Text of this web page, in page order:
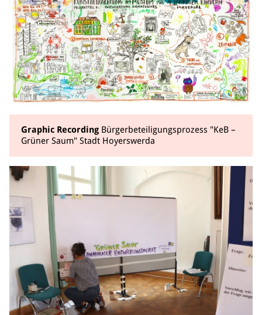
Graphic Recording Bürgerbeteiligungsprozess "KeB –
Grüner Saum" Stadt Hoyerswerda